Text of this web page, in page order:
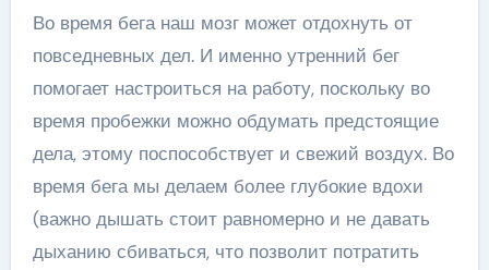
Во время бега наш мозг может отдохнуть от
повседневных дел. И именно утренний бег
помогает настроиться на работу, поскольку во
время пробежки можно обдумать предстоящие
дела, этому поспособствует и свежий воздух. Во
время бега мы делаем более глубокие вдохи
(важно дышать стоит равномерно и не давать
дыханию сбиваться, что позволит потратить